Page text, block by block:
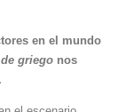
en el mundo
griego nos